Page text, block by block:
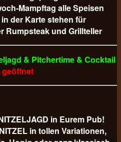
Mampftag alle Speisen
der Karte stehen für
Rumpsteak und Grillteller
& Pitchertime & Cocktail
geöffnet
in Eurem Pub!
in tollen Variationen,